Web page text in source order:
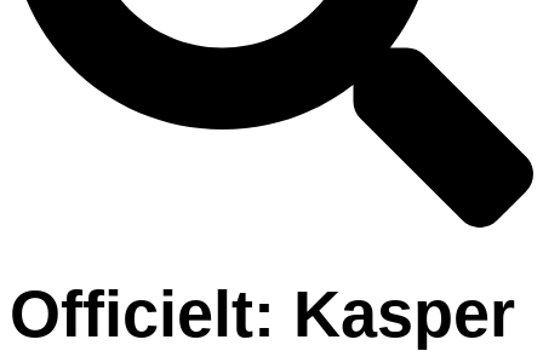
Officielt: Kasper